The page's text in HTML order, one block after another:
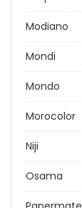
Modiano
Mondi
Mondo
Morocolor
Niji
Osama